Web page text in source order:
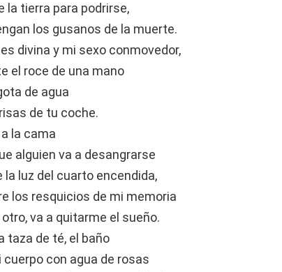
la tierra para podrirse,
los gusanos de la muerte.
divina y mi sexo conmovedor,
el roce de una mano
de agua
de tu coche.
la cama
alguien va a desangrarse
la luz del cuarto encendida,
los resquicios de mi memoria
va a quitarme el sueño.
taza de té, el baño
cuerpo con agua de rosas